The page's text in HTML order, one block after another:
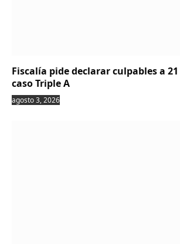
Fiscalía pide declarar culpables a
caso Triple A
agosto 3, 2026